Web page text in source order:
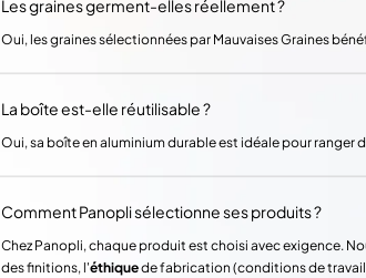
Les graines germent-elles réellement ?
Oui, les graines sélectionnées par Mauvaises Graines
La boîte est-elle réutilisable ?
Oui, sa boîte en aluminium durable est idéale pour ranger
Comment Panopli sélectionne ses produits ?
Chez Panopli, chaque produit est choisi avec exigence.
des finitions, l'éthiquede fabrication (conditions de